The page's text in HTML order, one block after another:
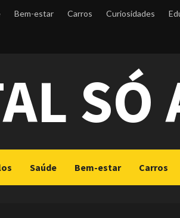
Bem-estar Carros Curiosidades
SÓ
Saúde Bem-estar Carros